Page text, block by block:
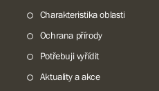
Charakteristika oblasti
Ochrana přírody
Potřebuji vyřídit
Aktuality a akce